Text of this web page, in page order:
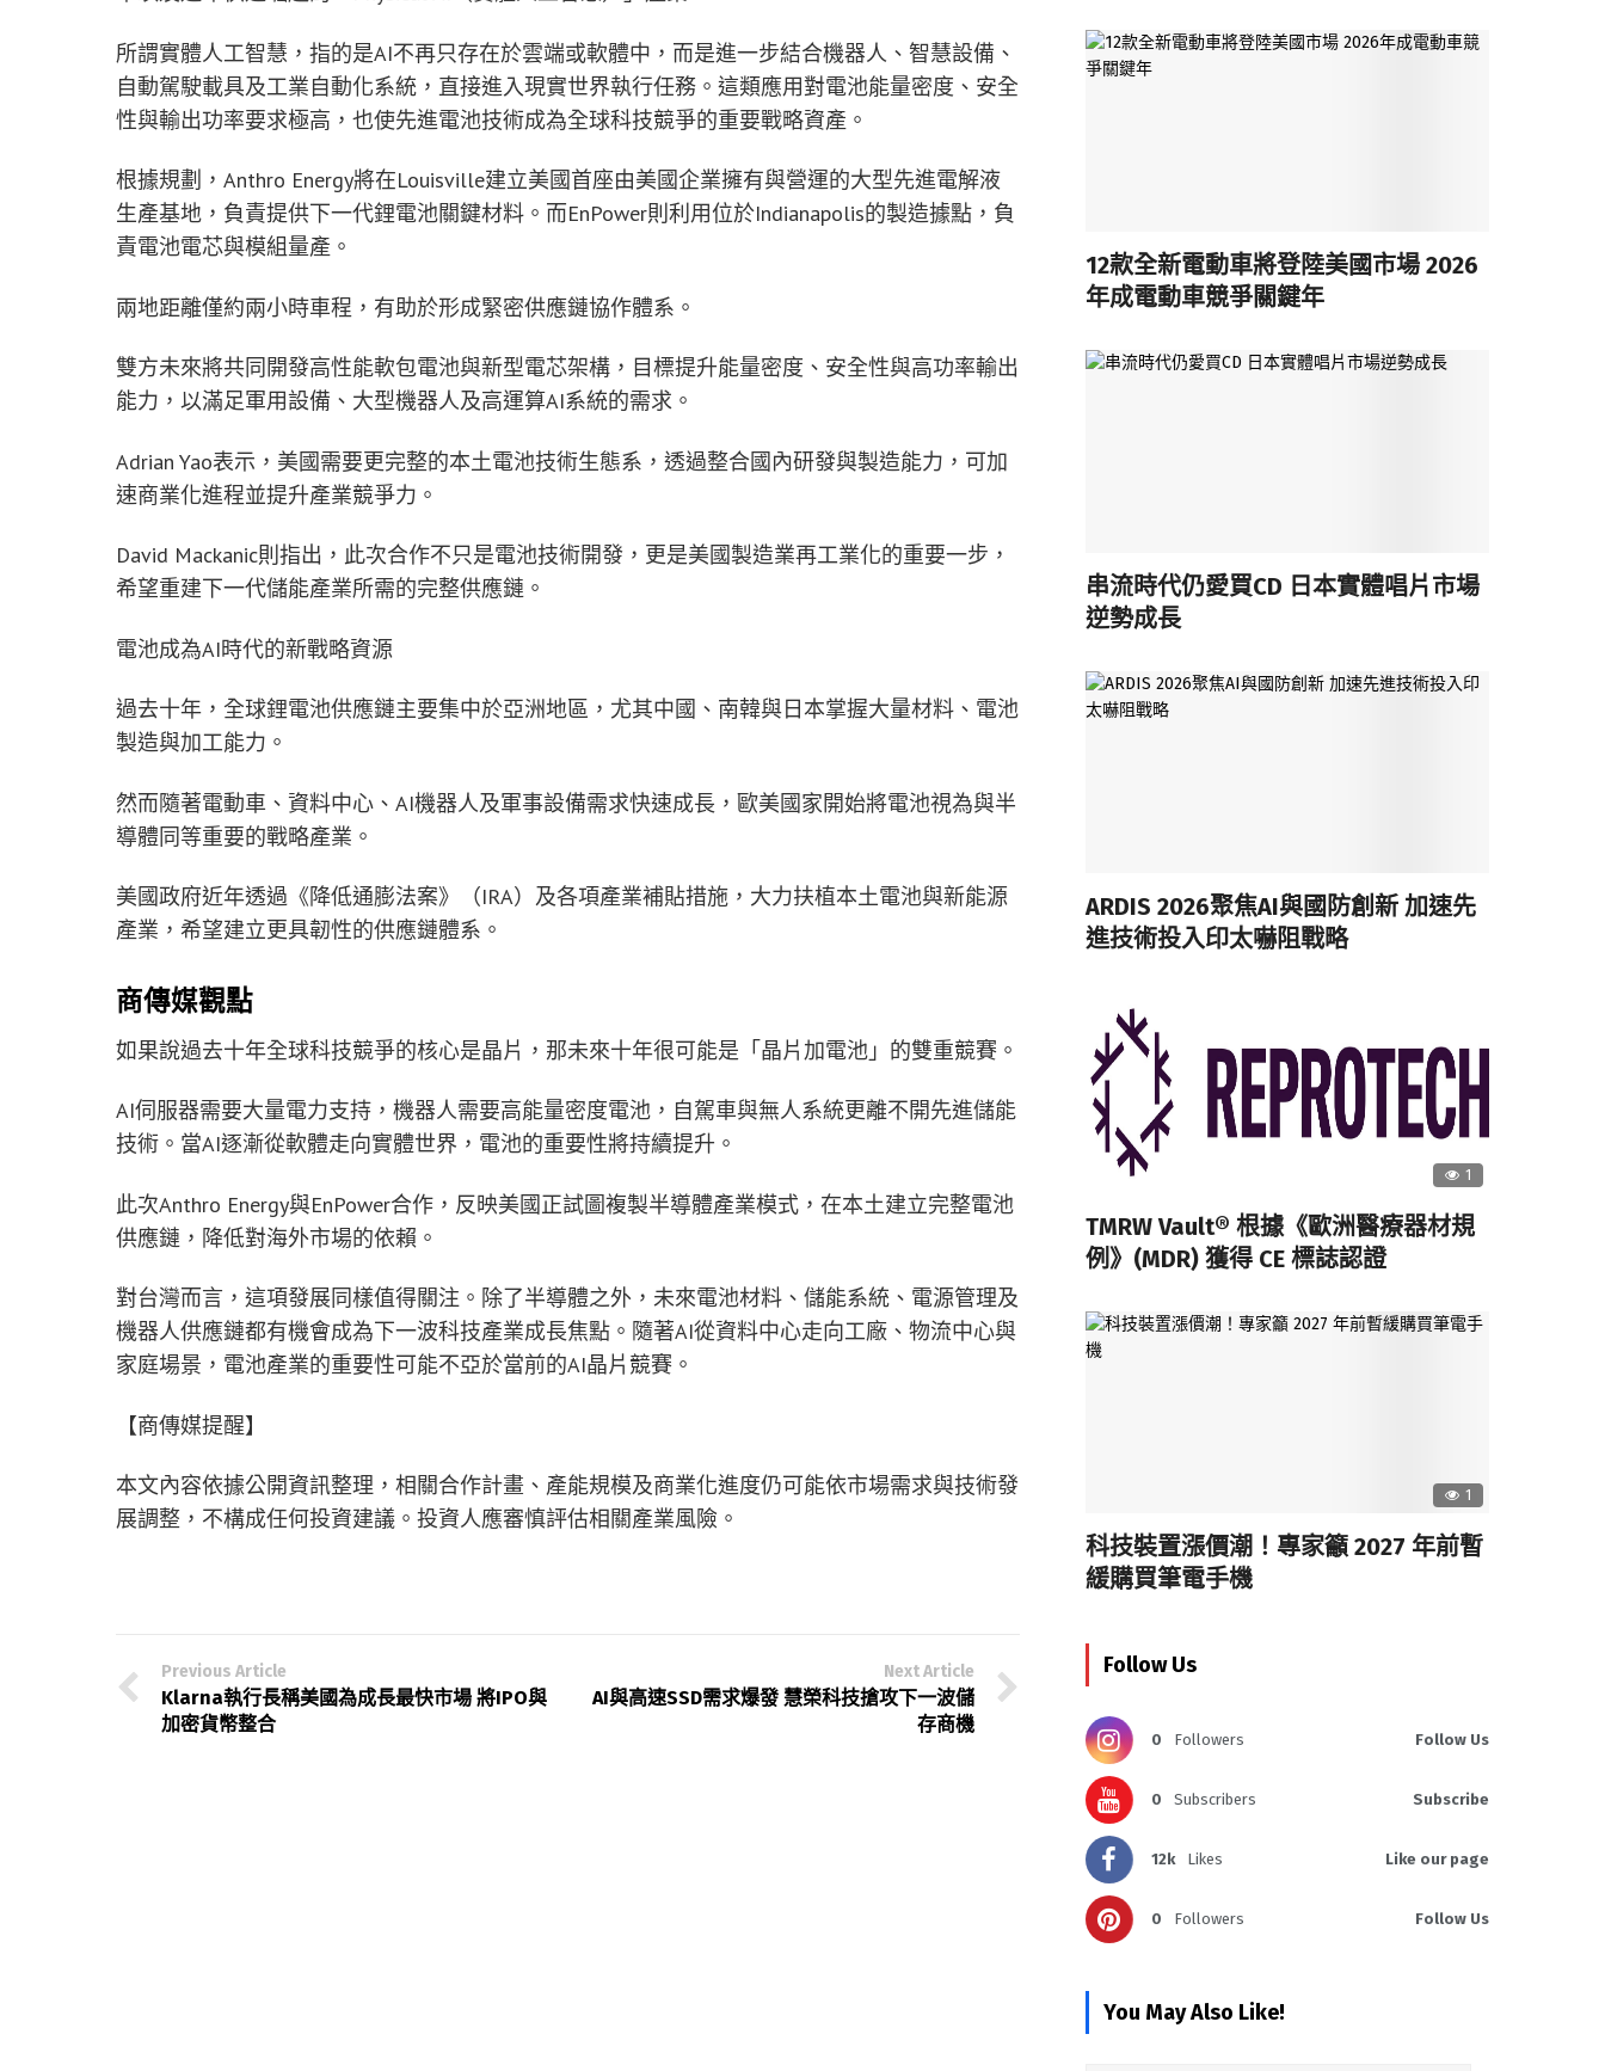
所謂實體人工智慧，指的是AI不再只存在於雲端或軟體中，而是進一步結合機器人、智慧設備、
自動駕駛載具及工業自動化系統，直接進入現實世界執行任務。這類應用對電池能量密度、安全
性與輸出功率要求極高，也使先進電池技術成為全球科技競爭的重要戰略資產。
根據規劃，Anthro Energy將在Louisville建立美國首座由美國企業擁有與營運的大型先進電解液
生產基地，負責提供下一代鋰電池關鍵材料。而EnPower則利用位於Indianapolis的製造據點，負
責電池電芯與模組量產。
兩地距離僅約兩小時車程，有助於形成緊密供應鏈協作體系。
雙方未來將共同開發高性能軟包電池與新型電芯架構，目標提升能量密度、安全性與高功率輸出
能力，以滿足軍用設備、大型機器人及高運算AI系統的需求。
Adrian Yao表示，美國需要更完整的本土電池技術生態系，透過整合國內研發與製造能力，可加
速商業化進程並提升產業競爭力。
David Mackanic則指出，此次合作不只是電池技術開發，更是美國製造業再工業化的重要一步，
希望重建下一代儲能產業所需的完整供應鏈。
電池成為AI時代的新戰略資源
過去十年，全球鋰電池供應鏈主要集中於亞洲地區，尤其中國、南韓與日本掌握大量材料、電池
製造與加工能力。
然而隨著電動車、資料中心、AI機器人及軍事設備需求快速成長，歐美國家開始將電池視為與半
導體同等重要的戰略產業。
美國政府近年透過《降低通膨法案》（IRA）及各項產業補貼措施，大力扶植本土電池與新能源
產業，希望建立更具韌性的供應鏈體系。
商傳媒觀點
如果說過去十年全球科技競爭的核心是晶片，那未來十年很可能是「晶片加電池」的雙重競賽。
AI伺服器需要大量電力支持，機器人需要高能量密度電池，自駕車與無人系統更離不開先進儲能
技術。當AI逐漸從軟體走向實體世界，電池的重要性將持續提升。
此次Anthro Energy與EnPower合作，反映美國正試圖複製半導體產業模式，在本土建立完整電池
供應鏈，降低對海外市場的依賴。
對台灣而言，這項發展同樣值得關注。除了半導體之外，未來電池材料、儲能系統、電源管理及
機器人供應鏈都有機會成為下一波科技產業成長焦點。隨著AI從資料中心走向工廠、物流中心與
家庭場景，電池產業的重要性可能不亞於當前的AI晶片競賽。
【商傳媒提醒】
本文內容依據公開資訊整理，相關合作計畫、產能規模及商業化進度仍可能依市場需求與技術發
展調整，不構成任何投資建議。投資人應審慎評估相關產業風險。
Previous Article
Klarna執行長稱美國為成長最快市場 將IPO與
加密貨幣整合
Next Article
AI與高速SSD需求爆發 慧榮科技搶攻下一波儲
存商機
12款全新電動車將登陸美國市場 2026
年成電動車競爭關鍵年
串流時代仍愛買CD 日本實體唱片市場
逆勢成長
ARDIS 2026聚焦AI與國防創新 加速先
進技術投入印太嚇阻戰略
1
TMRW Vault® 根據《歐洲醫療器材規
例》(MDR) 獲得 CE 標誌認證
1
科技裝置漲價潮！專家籲 2027 年前暫
緩購買筆電手機
Follow Us
0 Followers Follow Us
0 Subscribers Subscribe
12k Likes Like our page
0 Followers Follow Us
You May Also Like!